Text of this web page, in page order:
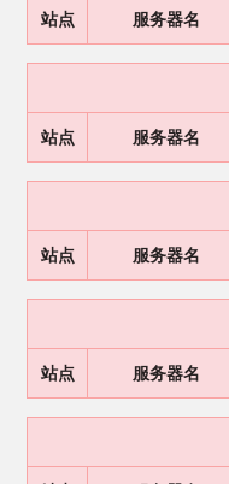
站点 服务器名
站点 服务器名
站点 服务器名
站点 服务器名